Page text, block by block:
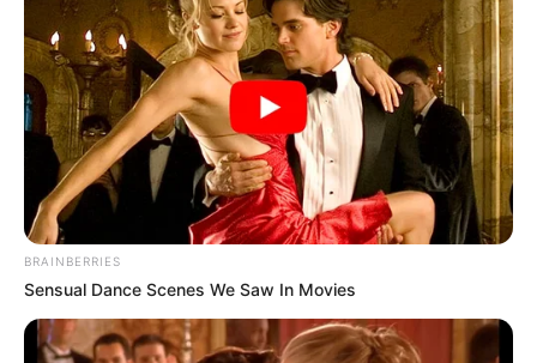
BRAINBERRIES
Sensual Dance Scenes We Saw In Movies